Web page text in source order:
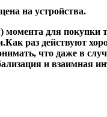
на устройства.
момента для покупки
раз действуют
что даже в
и взаимная